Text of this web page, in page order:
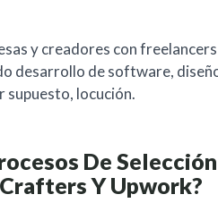
y creadores con
desarrollo de software,
supuesto, locución.
De
Y Upwork?